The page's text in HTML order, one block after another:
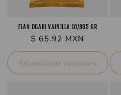
FLAN DGARI VAINILLA 10/805 GR
Precio
habitual
$ 65.92 MXN
Seleccionar opciones